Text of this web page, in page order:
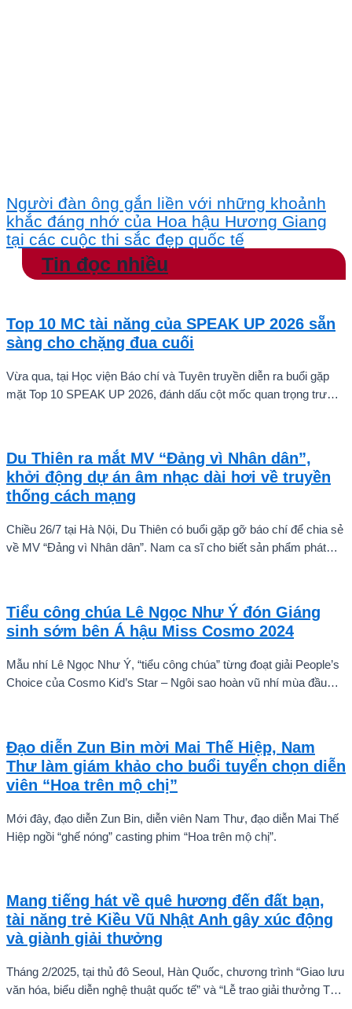
Người đàn ông gắn liền với những khoảnh
khắc đáng nhớ của Hoa hậu Hương Giang
tại các cuộc thi sắc đẹp quốc tế
Tin đọc nhiều
Top 10 MC tài năng của SPEAK UP 2026 sẵn
sàng cho chặng đua cuối
Vừa qua, tại Học viện Báo chí và Tuyên truyền diễn ra buổi gặp
mặt Top 10 SPEAK UP 2026, đánh dấu cột mốc quan trọng trước
Du Thiên ra mắt MV “Đảng vì Nhân dân”,
khởi động dự án âm nhạc dài hơi về truyền
thống cách mạng
Chiều 26/7 tại Hà Nội, Du Thiên có buổi gặp gỡ báo chí để chia sẻ
về MV “Đảng vì Nhân dân”. Nam ca sĩ cho biết sản phẩm phát
một hay hai ca khúc.
Tiểu công chúa Lê Ngọc Như Ý đón Giáng
sinh sớm bên Á hậu Miss Cosmo 2024
Mẫu nhí Lê Ngọc Như Ý, “tiểu công chúa” từng đoạt giải People’s
Choice của Cosmo Kid’s Star – Ngôi sao hoàn vũ nhí mùa đầu
Đạo diễn Zun Bin mời Mai Thế Hiệp, Nam
Thư làm giám khảo cho buổi tuyển chọn diễn
viên “Hoa trên mộ chị”
Mới đây, đạo diễn Zun Bin, diễn viên Nam Thư, đạo diễn Mai Thế
Hiệp ngồi “ghế nóng” casting phim “Hoa trên mộ chị”.
Mang tiếng hát về quê hương đến đất bạn,
tài năng trẻ Kiều Vũ Nhật Anh gây xúc động
và giành giải thưởng
Tháng 2/2025, tại thủ đô Seoul, Hàn Quốc, chương trình “Giao lưu
văn hóa, biểu diễn nghệ thuật quốc tế” và “Lễ trao giải thưởng Tài